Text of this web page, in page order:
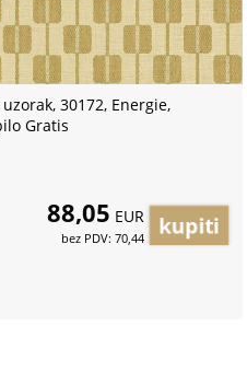
30172, Energie,
Gratis
88,05 EUR
bez PDV: 70,44